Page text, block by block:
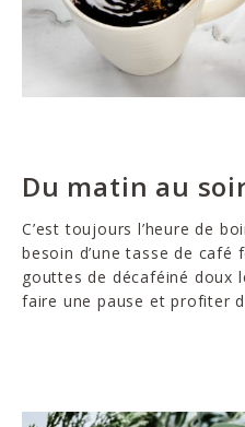
Du matin au
C’est toujours l’heure de
besoin d’une tasse de
gouttes de décaféiné doux
faire une pause et profiter